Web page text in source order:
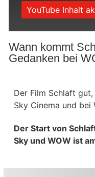
YouTube Inhalt
Wann kommt
Gedanken bei
Der Film Schlaft
Sky Cinema und bei
Der Start von
Sky und WOW ist